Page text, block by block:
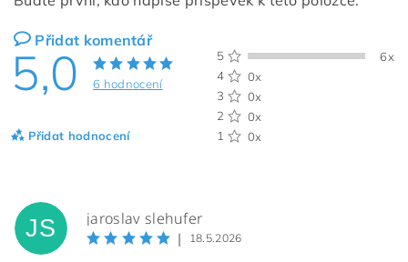
Přidat komentář
5,0 6 hodnocení
Přidat hodnocení
5
6x
4
0x
3
0x
2
0x
1
0x
JS jaroslav slehufer
| 18.5.2026